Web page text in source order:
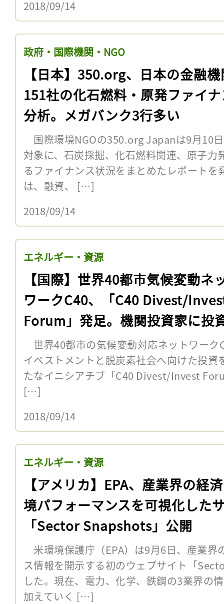
2018/09/14
政府・国際機関・NGO
【日本】350.org、日本の金融
151社の化石燃料・原発ファイ
分析。メガバンク3行多い
国際環境NGOの350.org Japanは9月10
対象に、石炭採掘、化石燃料関連、原子力
るファイナンス状況をまとめたレポート
は、融資、 […]
2018/09/14
エネルギー・資源
【国際】世界40都市気候変動ネ
ワークC40、「C40 Divest/
Forum」発足。機関投資家に投
フト要請
世界40都市の気候変動対応ネットワーク
イベストメントと脱炭素社会へ向けた投
たなイニシアチブ「C40 Divest/Invest
[…]
2018/09/14
エネルギー・資源
【アメリカ】EPA、産業界の経
境パフォーマンスを可視化した
「Sector Snapshots」公開
米環境保護庁（EPA）は9月6日、産業界
ス情報を開示する初のウェブサイト「
した。現在、電力、化学、鉄鋼の3業界の
加えていく […]